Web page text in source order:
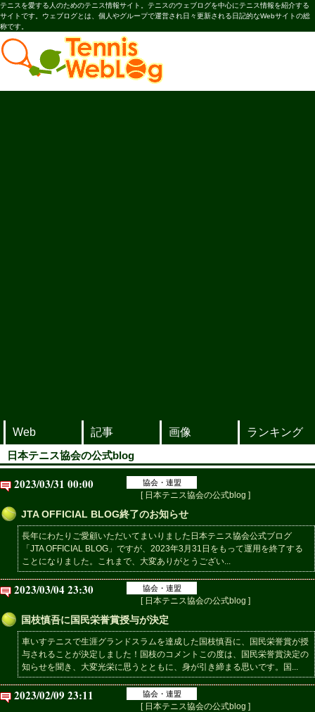
テニスを愛する人のためのテニス情報サイト。テニスのウェブログを中心にテニス情報を紹介する
サイトです。ウェブログとは、個人やグループで運営され日々更新される日記的なWebサイトの総
称です。
Web 記事 画像
ランキング
日本テニス協会の公式blog
2023/03/31 00:00 協会・連盟
[ 日本テニス協会の公式blog ]
JTA OFFICIAL BLOG終了のお知らせ
長年にわたりご愛顧いただいてまいりました日本テニス協会公式ブログ
「JTA OFFICIAL BLOG」ですが、2023年3月31日をもって運用を終了する
ことになりました。これまで、大変ありがとうござい...
2023/03/04 23:30 協会・連盟
[ 日本テニス協会の公式blog ]
国枝慎吾に国民栄誉賞授与が決定
車いすテニスで生涯グランドスラムを達成した国枝慎吾に、国民栄誉賞が授
与されることが決定しました！国枝のコメントこの度は、国民栄誉賞決定の
知らせを聞き、大変光栄に思うとともに、身が引き締まる思いです。国...
2023/02/09 23:11 協会・連盟
[ 日本テニス協会の公式blog ]